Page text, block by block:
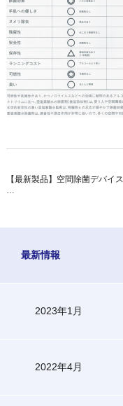
最新情報
2023年1月
2022年4月
【最新製品】空間除菌デバイス
…